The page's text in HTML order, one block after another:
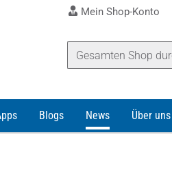
Mein Shop-Konto
Blogs News Über uns